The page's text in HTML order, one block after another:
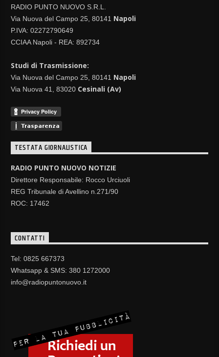
RADIO PUNTO NUOVO S.R.L.
Via Nuova del Campo 25, 80141 Napoli
P.IVA: 02272790649
CCIAA Napoli - REA: 892734
Studi di Trasmissione:
Via Nuova del Campo 25, 80141 Napoli
Via Nuova 41, 83020 Cesinali (Av)
TESTATA GIORNALISTICA
RADIO PUNTO NUOVO NOTIZIE
Direttore Responsabile: Rocco Urciuoli
REG Tribunale di Avellino n.271/90
ROC: 17462
CONTATTI
Tel: 0825 667373
Whatsapp & SMS: 380 1272000
info@radiopuntonuovo.it